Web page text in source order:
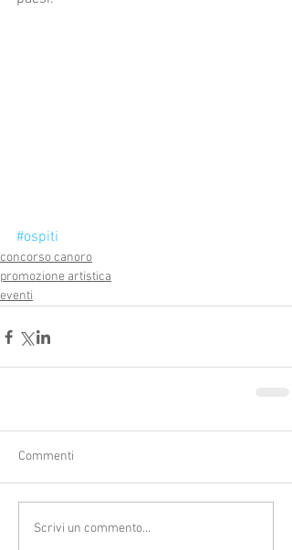
#ospiti
concorso canoro
promozione artistica
eventi
Commenti
Scrivi un commento...